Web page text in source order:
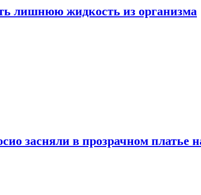
лишнюю жидкость из организма
засняли в прозрачном платье